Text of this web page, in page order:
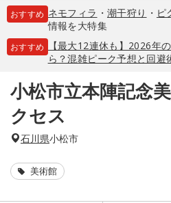
おすすめ ネモフィラ ・ 潮干狩り ・ ピ
情報を大特集
おすすめ
【最大12連休も】2026年
ら？混雑ピーク予想と回避
小松市立本陣記念
クセス
石川県小松市
美術館